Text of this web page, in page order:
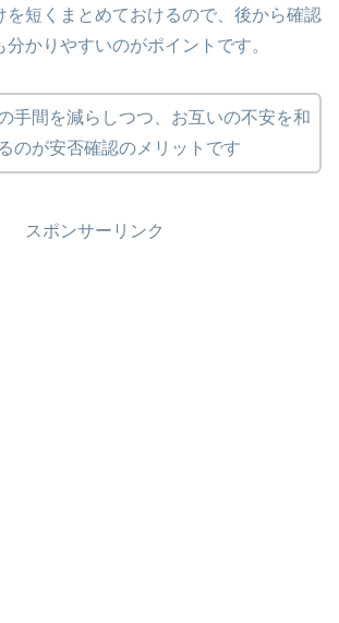
を短くまとめておけるので、後から確認
かりやすいのがポイントです。
手間を減らしつつ、お互いの不安を和
のが安否確認のメリットです
スポンサーリンク